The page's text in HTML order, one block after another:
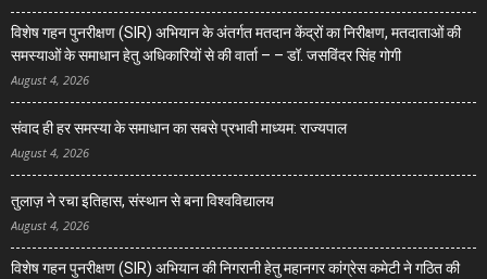
विशेष गहन पुनरीक्षण (SIR) अभियान के अंतर्गत मतदान केंद्रों का निरीक्षण, मतदाताओं की
समस्याओं के समाधान हेतु अधिकारियों से की वार्ता – – डॉ. जसविंदर सिंह गोगी
August 4, 2026
संवाद ही हर समस्या के समाधान का सबसे प्रभावी माध्यम: राज्यपाल
August 4, 2026
तुलाज़ ने रचा इतिहास, संस्थान से बना विश्वविद्यालय
August 4, 2026
विशेष गहन पुनरीक्षण (SIR) अभियान की निगरानी हेतु महानगर कांग्रेस कमेटी ने गठित की